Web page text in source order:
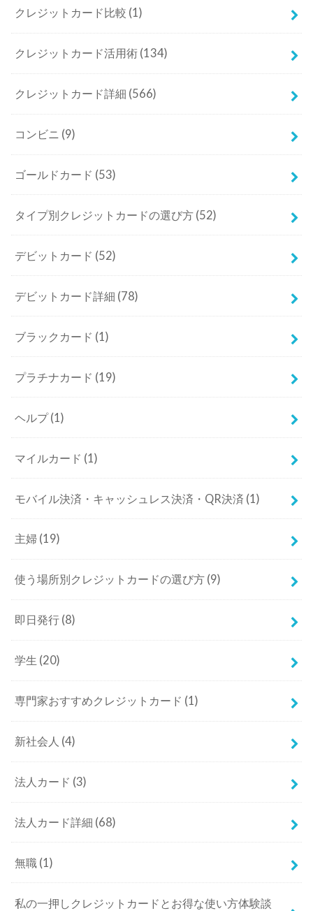
クレジットカード比較 (1)
クレジットカード活用術 (134)
クレジットカード詳細 (566)
コンビニ (9)
ゴールドカード (53)
タイプ別クレジットカードの選び方 (52)
デビットカード (52)
デビットカード詳細 (78)
ブラックカード (1)
プラチナカード (19)
ヘルプ(1)
マイルカード (1)
モバイル決済・キャッシュレス決済・QR決済 (1)
主婦 (19)
使う場所別クレジットカードの選び方 (9)
即日発行 (8)
学生 (20)
専門家おすすめクレジットカード (1)
新社会人 (4)
法人カード (3)
法人カード詳細 (68)
無職 (1)
私の一押しクレジットカードとお得な使い方体験談